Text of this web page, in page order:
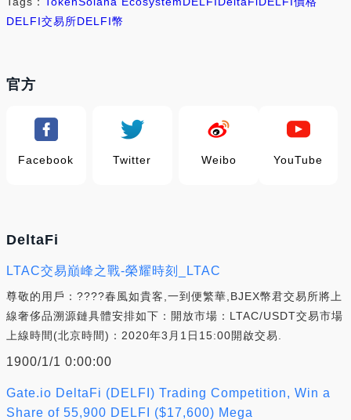
DELFI交易所DELFI幣
官方
Facebook Twitter Weibo YouTube
DeltaFi
LTAC交易巔峰之戰-榮耀時刻_LTAC
尊敬的用戶：????春風如貴客,一到便繁華,BJEX幣君交易所將上
線奢侈品溯源鏈具體安排如下：開放市場：LTAC/USDT交易市場
上線時間(北京時間)：2020年3月1日15:00開啟交易.
1900/1/1 0:00:00
Gate.io DeltaFi (DELFI) Trading Competition, Win a
Share of 55,900 DELFI ($17,600) Mega